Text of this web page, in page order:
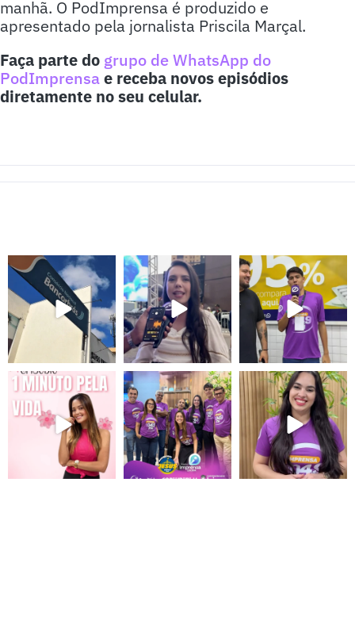
manhã. O PodImprensa é produzido e
apresentado pela jornalista Priscila Marçal.
Faça parte do grupo de WhatsApp do
PodImprensae receba novos episódios
diretamente no seu celular.